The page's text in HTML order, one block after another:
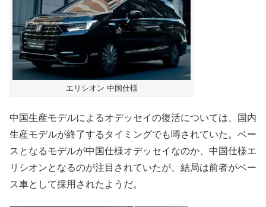
エリシオン 中国仕様
中国生産モデルによるオデッセイの復活については、国内
生産モデルが終了するタイミングでも噂されていた。ベー
スとなるモデルが中国仕様オデッセイなのか、中国仕様エ
リシオンとなるのが注目されていたが、結局は前者がベー
ス車として採用されたようだ。